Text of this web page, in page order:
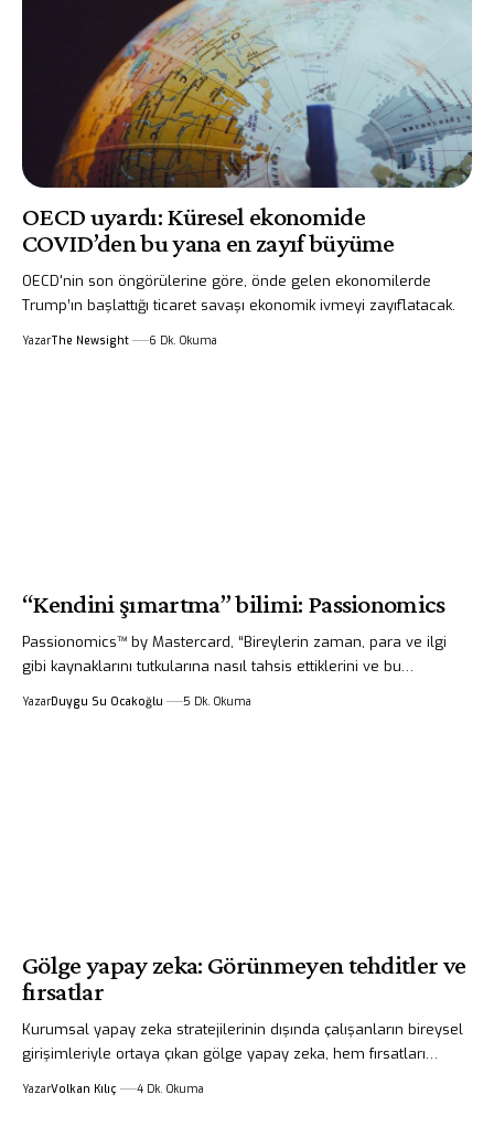
OECD uyardı: Küresel ekonomide
COVID’den bu yana en zayıf büyüme
OECD'nin son öngörülerine göre, önde gelen ekonomilerde
Trump’ın başlattığı ticaret savaşı ekonomik ivmeyi zayıflatacak.
YazarThe Newsight 6 Dk. Okuma
“Kendini şımartma” bilimi: Passionomics
Passionomics™ by Mastercard, “Bireylerin zaman, para ve ilgi
gibi kaynaklarını tutkularına nasıl tahsis ettiklerini ve bu…
YazarDuygu Su Ocakoğlu 5 Dk. Okuma
Gölge yapay zeka: Görünmeyen tehditler ve
fırsatlar
Kurumsal yapay zeka stratejilerinin dışında çalışanların bireysel
girişimleriyle ortaya çıkan gölge yapay zeka, hem fırsatları…
YazarVolkan Kılıç 4 Dk. Okuma